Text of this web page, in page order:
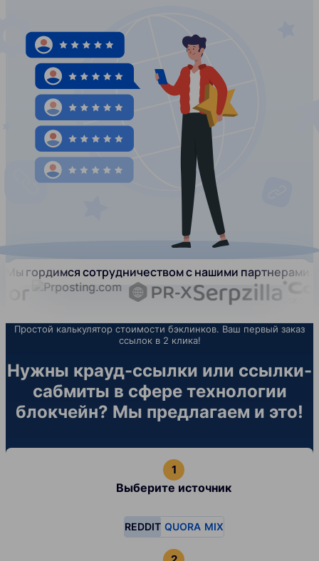
Мы гордимся сотрудничеством с нашими партнерами:
Простой калькулятор стоимости бэклинков. Ваш первый заказ
ссылок в 2 клика!
Нужны крауд-ссылки или ссылки-
сабмиты в сфере технологии
блокчейн? Мы предлагаем и это!
Выберите источник
REDDIT QUORA MIX